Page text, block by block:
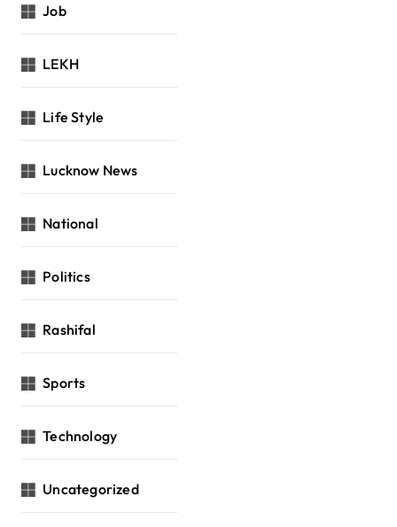
Job
LEKH
Life Style
Lucknow News
National
Politics
Rashifal
Sports
Technology
Uncategorized